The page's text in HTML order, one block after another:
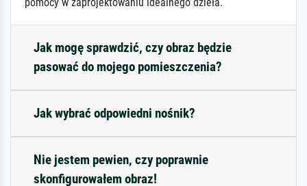
Jak mogę sprawdzić, czy obraz będzie
pasować do mojego pomieszczenia?
Jak wybrać odpowiedni nośnik?
Nie jestem pewien, czy poprawnie
skonfigurowałem obraz!